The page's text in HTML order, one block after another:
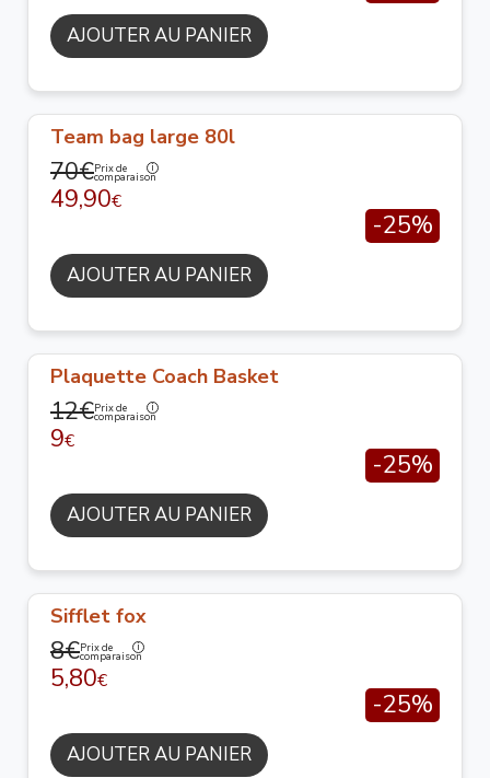
AJOUTER AU PANIER
Team bag large 80l
70€Prix de
comparaison
49,90€
-25%
AJOUTER AU PANIER
Plaquette Coach Basket
12€Prix de
comparaison
9€
-25%
AJOUTER AU PANIER
Sifflet fox
8€Prix de
comparaison
5,80€
-25%
AJOUTER AU PANIER